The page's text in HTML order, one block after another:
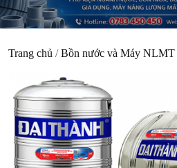
Trang chủ /Bồn nước và Máy NLMT